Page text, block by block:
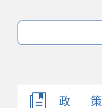
政 策
人事信息